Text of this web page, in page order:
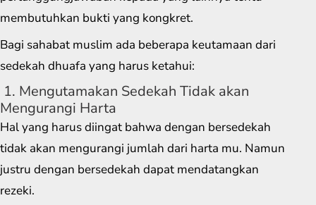
membutuhkan bukti yang kongkret.
Bagi sahabat muslim ada beberapa keutamaan dari
sedekah dhuafa yang harus ketahui:
1. Mengutamakan Sedekah Tidak akan
Mengurangi Harta
Hal yang harus diingat bahwa dengan bersedekah
tidak akan mengurangi jumlah dari harta mu. Namun
justru dengan bersedekah dapat mendatangkan
rezeki.